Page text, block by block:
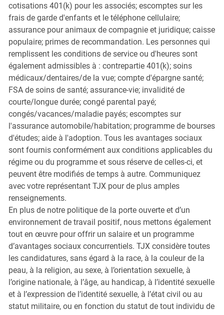
cotisations 401(k) pour les associés; escomptes sur les
frais de garde d'enfants et le téléphone cellulaire;
assurance pour animaux de compagnie et juridique; caisse
populaire; primes de recommandation. Les personnes qui
remplissent les conditions de service ou d'heures sont
également admissibles à : contrepartie 401(k); soins
médicaux/dentaires/de la vue; compte d'épargne santé;
FSA de soins de santé; assurance-vie; invalidité de
courte/longue durée; congé parental payé;
congés/vacances/maladie payés; escomptes sur
l'assurance automobile/habitation; programme de bourses
d'études; aide à l'adoption. Tous les avantages sociaux
sont fournis conformément aux conditions applicables du
régime ou du programme et sous réserve de celles-ci, et
peuvent être modifiés de temps à autre. Communiquez
avec votre représentant TJX pour de plus amples
renseignements.
En plus de notre politique de la porte ouverte et d’un
environnement de travail positif, nous mettons également
tout en œuvre pour offrir un salaire et un programme
d’avantages sociaux concurrentiels. TJX considère toutes
les candidatures, sans égard à la race, à la couleur de la
peau, à la religion, au sexe, à l’orientation sexuelle, à
l’origine nationale, à l’âge, au handicap, à l’identité sexuelle
et à l’expression de l’identité sexuelle, à l’état civil ou au
statut militaire, ou en fonction du statut de tout individu de